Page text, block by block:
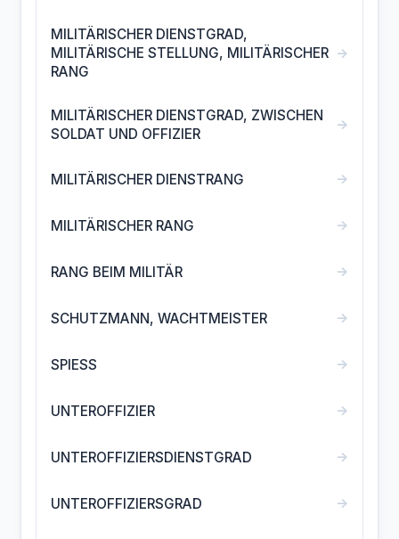
MILITÄRISCHER DIENSTGRAD,
MILITÄRISCHE STELLUNG, MILITÄRISCHER
RANG
→
MILITÄRISCHER DIENSTGRAD, ZWISCHEN
SOLDAT UND OFFIZIER
→
MILITÄRISCHER DIENSTRANG →
MILITÄRISCHER RANG →
RANG BEIM MILITÄR →
SCHUTZMANN, WACHTMEISTER →
SPIESS →
UNTEROFFIZIER →
UNTEROFFIZIERSDIENSTGRAD →
UNTEROFFIZIERSGRAD →